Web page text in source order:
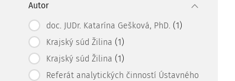
Autor
doc. JUDr. Katarína Gešková, PhD. (1)
Krajský súd Žilina (1)
Krajský súd Žilina (1)
Referát analytických činností Ústavného